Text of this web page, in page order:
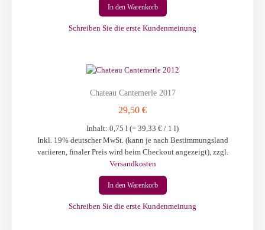
In den Warenkorb
Schreiben Sie die erste Kundenmeinung
Chateau Cantemerle 2017
29,50 €
Inhalt: 0,75 l (= 39,33 € / 1 l)
Inkl. 19% deutscher MwSt. (kann je nach Bestimmungsland
variieren, finaler Preis wird beim Checkout angezeigt), zzgl.
Versandkosten
In den Warenkorb
Schreiben Sie die erste Kundenmeinung